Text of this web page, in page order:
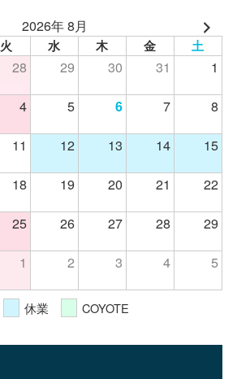
2026年 8月
火 水 木 金 土
28 29 30 31
1
4 5 6 7
8
11 12 13 14
15
18 19 20 21
22
25 26 27 28
29
1 2 3 4 5
休業 COYOTE